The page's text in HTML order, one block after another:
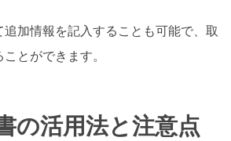
追加情報を記入することも可能で、取
とができます。
の活用法と注意点